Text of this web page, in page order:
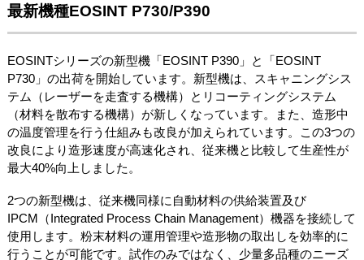
最新機種EOSINT P730/P390
EOSINTシリーズの新型機「EOSINT P390」と「EOSINT
P730」の出荷を開始しています。新型機は、スキャニングシス
テム（レーザーを走査する機構）とリコーティングシステム
（材料を散布する機構）が新しくなっています。また、造形中
の温度管理を行う仕組みも改良が加えられています。この3つの
改良により造形速度が高速化され、従来機と比較して生産性が
最大40%向上しました。
2つの新型機は、従来機同様に自動材料の供給装置及び
IPCM（Integrated Process Chain Management）機器を接続して
使用します。粉末材料の運用管理や造形物の取出しを効率的に
行うことが可能です。試作のみではなく、少量多品種のニーズ